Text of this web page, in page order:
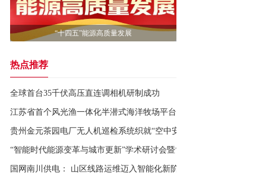
“十四五”能源高质量发展
热点推荐
全球首台35千伏高压直连调相机研制成功
江苏省首个风光渔一体化半潜式海洋牧场平台正式投运
贵州金元茶园电厂无人机巡检系统织就“空中安全网”
“智能时代能源变革与城市更新”学术研讨会暨协同创新中心成立大会在武
国网南川供电： 山区线路运维迈入智能化新阶段